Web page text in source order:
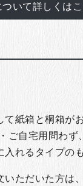
いて詳しくは
紙箱と桐箱が
ご自宅用問わ
れるタイプの
ただいた方は